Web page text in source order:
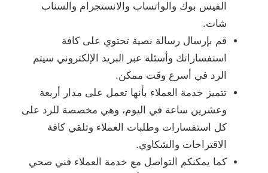
الفيس بوك والواتساب والانستجرام والسناب
شات.
قم بإرسال رسالة نصية تحتوي على كافة
استفساراتك وأسئلة عبر البريد الإلكتروني سيتم
الرد في أسرع وقت ممكن.
تتميز خدمة العملاء بأنها تعمل على مدار أربعة
وعشرين ساعة في اليوم، وهي مخصصة للرد على
كل استفسارات وطلبات العملاء وتلقي كافة
الاقتراحات والشكاوي.
كما يمكنكم التواصل مع خدمة العملاء فني صحي